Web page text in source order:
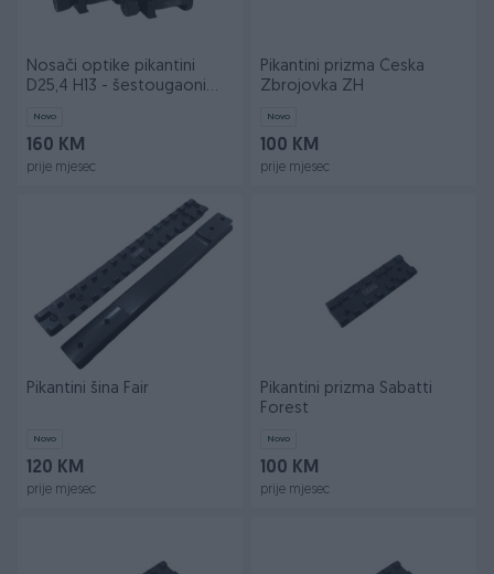
Nosači optike pikantini
D25,4 H13 - šestougaoni
Novo
160 KM
prije mjesec
Pikantini prizma Česka
Zbrojovka ZH
Novo
100 KM
prije mjesec
Pikantini šina Fair
Novo
120 KM
prije mjesec
Pikantini prizma Sabatti
Forest
Novo
100 KM
prije mjesec